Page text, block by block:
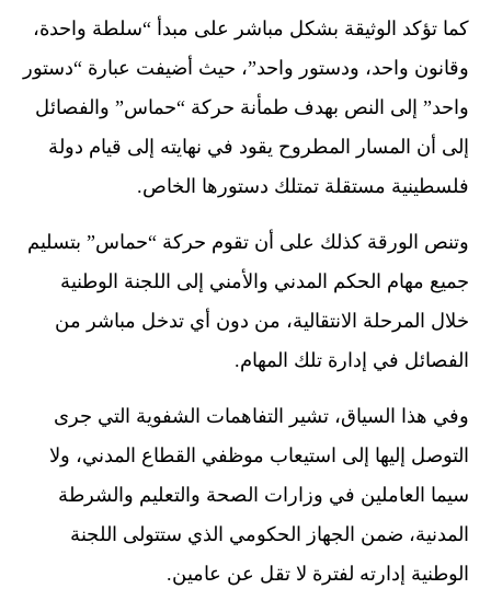
كما تؤكد الوثيقة بشكل مباشر على مبدأ “سلطة واحدة،
وقانون واحد، ودستور واحد”، حيث أضيفت عبارة “دستور
واحد” إلى النص بهدف طمأنة حركة “حماس” والفصائل
إلى أن المسار المطروح يقود في نهايته إلى قيام دولة
فلسطينية مستقلة تمتلك دستورها الخاص.
وتنص الورقة كذلك على أن تقوم حركة “حماس” بتسليم
جميع مهام الحكم المدني والأمني إلى اللجنة الوطنية
خلال المرحلة الانتقالية، من دون أي تدخل مباشر من
الفصائل في إدارة تلك المهام.
وفي هذا السياق، تشير التفاهمات الشفوية التي جرى
التوصل إليها إلى استيعاب موظفي القطاع المدني، ولا
سيما العاملين في وزارات الصحة والتعليم والشرطة
المدنية، ضمن الجهاز الحكومي الذي ستتولى اللجنة
الوطنية إدارته لفترة لا تقل عن عامين.